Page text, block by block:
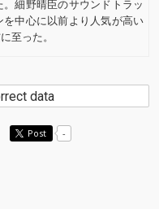
細野晴臣のサウンドトラッ
中心に以前より人気が高い
至った。
data
Post -